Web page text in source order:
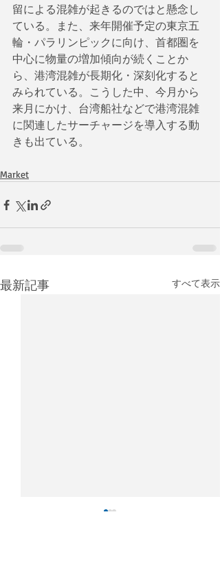
留による混雑が起きるのではと懸念し
ている。また、来年開催予定の東京五
輪・パラリンピックに向け、首都圏を
中心に物量の増加傾向が続くことか
ら、港湾混雑が長期化・深刻化すると
みられている。こうした中、今月から
来月にかけ、台湾船社などで港湾混雑
に関連したサーチャージを導入する動
きも出ている。
Market
最新記事 すべて表示